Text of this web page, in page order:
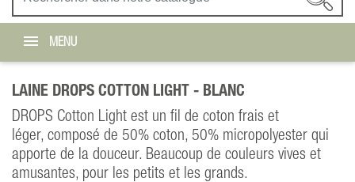
MENU
LAINE DROPS COTTON LIGHT - BLANC
DROPS Cotton Light est un fil de coton frais et
léger, composé de 50% coton, 50% micropolyester qui
apporte de la douceur. Beaucoup de couleurs vives et
amusantes, pour les petits et les grands.